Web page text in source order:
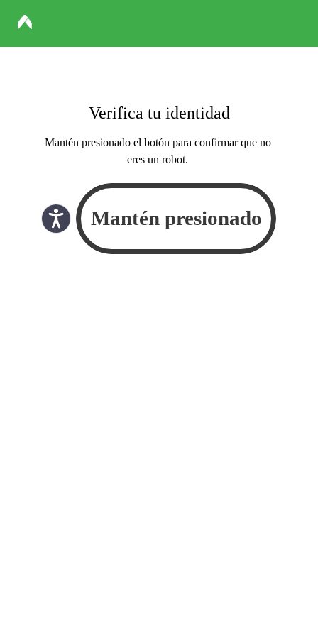
Verifica tu identidad
Mantén presionado el botón para confirmar que no
eres un robot.